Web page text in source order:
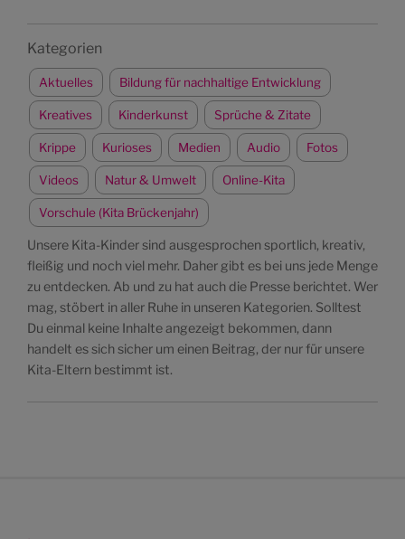
Kategorien
Aktuelles Bildung für nachhaltige Entwicklung
Kreatives Kinderkunst Sprüche & Zitate
Krippe Kurioses Medien Audio Fotos
Videos Natur & Umwelt Online-Kita
Vorschule (Kita Brückenjahr)
Unsere Kita-Kinder sind ausgesprochen sportlich, kreativ,
fleißig und noch viel mehr. Daher gibt es bei uns jede Menge
zu entdecken. Ab und zu hat auch die Presse berichtet. Wer
mag, stöbert in aller Ruhe in unseren Kategorien. Solltest
Du einmal keine Inhalte angezeigt bekommen, dann
handelt es sich sicher um einen Beitrag, der nur für unsere
Kita-Eltern bestimmt ist.